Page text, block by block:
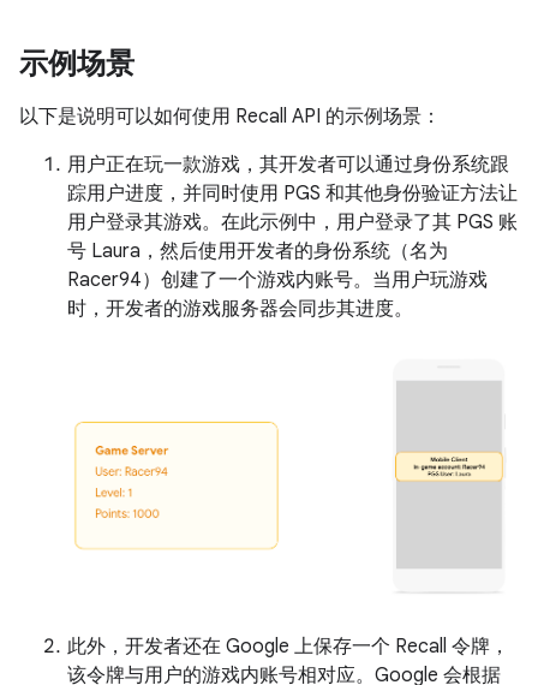
示例场景
以下是说明可以如何使用 Recall API 的示例场景：
用户正在玩一款游戏，其开发者可以通过身份系统跟
踪用户进度，并同时使用 PGS 和其他身份验证方法让
用户登录其游戏。在此示例中，用户登录了其 PGS 账
号 Laura ，然后使用开发者的身份系统（名为
Racer94）创建了一个游戏内账号。当用户玩游戏
时，开发者的游戏服务器会同步其进度。
此外，开发者还在 Google 上保存一个 Recall 令牌，
该令牌与用户的游戏内账号相对应。Google 会根据